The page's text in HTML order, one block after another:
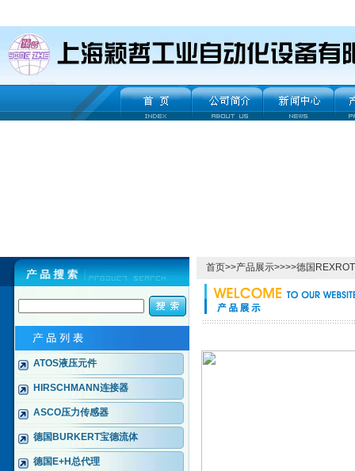
ATOS液压元件
HIRSCHMANN连接器
ASCO压力传感器
德国BURKERT宝德流体
德国E+H总代理
首页>>产品展示>>>>德国